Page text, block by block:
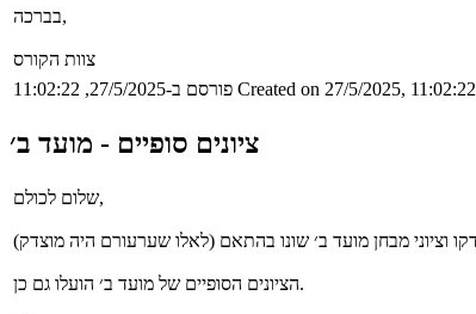
בברכה,
צוות הקורס
פורסם ב-27/5/2025, 11:02:22 Created on 27/5/2025, 11:02:22
ציונים סופיים - מועד ב׳
שלום לכולם,
הציונים הסופיים של מועד ב׳ הועלו גם כן.